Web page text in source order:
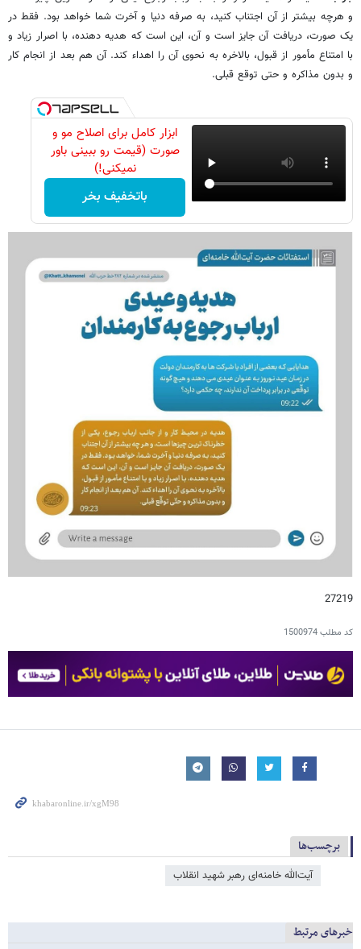
و هرچه بیشتر از آن اجتناب کنید، به صرفه دنیا و آخرت شما خواهد بود. فقط در
یک صورت، دریافت آن جایز است و آن، این است که هدیه دهنده، با اصرار زیاد و
با امتناع مأمور از قبول، بالاخره به نحوی آن را اهداء کند. آن هم بعد از انجام کار
و بدون مذاکره و حتی توقع قبلی.
ابزار کامل برای اصلاح مو و
صورت (قیمت رو ببینی باور
نمیکنی!)
باتخفیف بخر
27219
کد مطلب1500974
برچسب‌ها
آیت‌الله خامنه‌ای رهبر شهید انقلاب
خبرهای مرتبط